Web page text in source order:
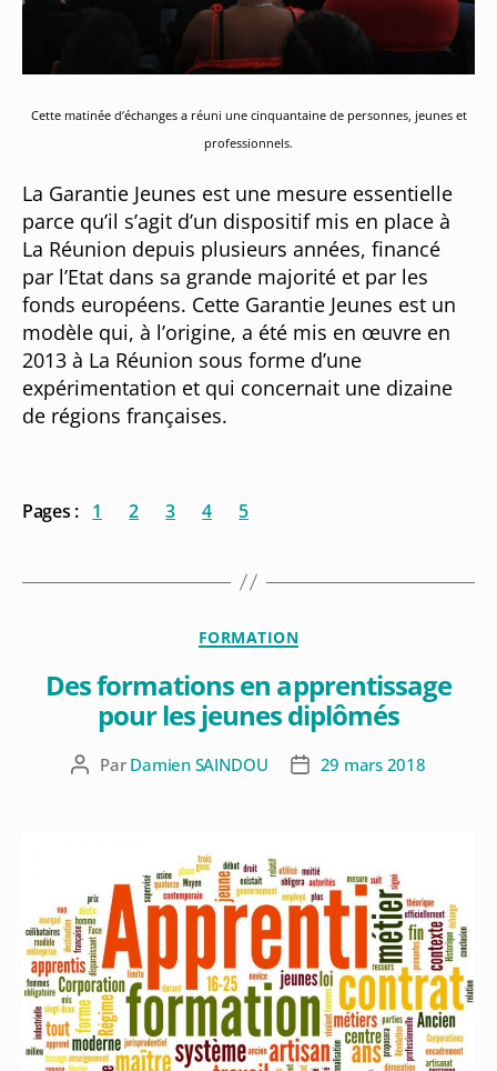
Cette matinée d’échanges a réuni une cinquantaine de personnes, jeunes et
professionnels.
La Garantie Jeunes est une mesure essentielle
parce qu’il s’agit d’un dispositif mis en place à
La Réunion depuis plusieurs années, financé
par l’Etat dans sa grande majorité et par les
fonds européens. Cette Garantie Jeunes est un
modèle qui, à l’origine, a été mis en œuvre en
2013 à La Réunion sous forme d’une
expérimentation et qui concernait une dizaine
de régions françaises.
Pages : 1 2 3 4 5
FORMATION
Des formations en apprentissage
pour les jeunes diplômés
Par Damien SAINDOU 29 mars 2018